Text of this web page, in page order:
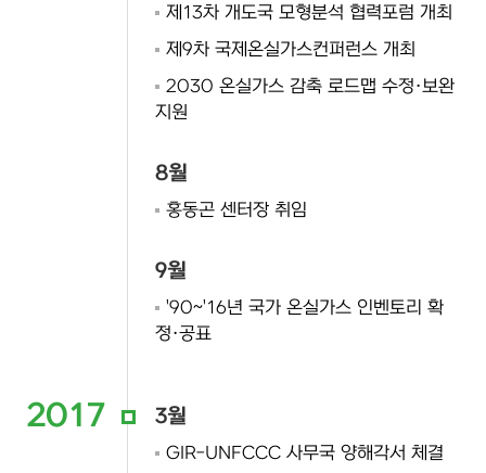
제13차 개도국 모형분석 협력포럼 개최
제9차 국제온실가스컨퍼런스 개최
2030 온실가스 감축 로드맵 수정·보완
지원
8월
홍동곤 센터장 취임
9월
'90~'16년 국가 온실가스 인벤토리 확
정·공표
2017 3월
GIR-UNFCCC 사무국 양해각서 체결